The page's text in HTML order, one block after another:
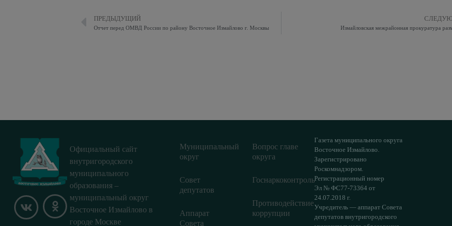
ПРЕДЫДУЩИЙ
Отчет перед ОМВД России по району Восточное Измайлово г. Москвы Измайловская межрайонная прокуратура
Официальный сайт
внутригородского
муниципального
образования –
муниципальный округ
Восточное Измайлово в
городе Москве
Муниципальный
округ
Совет
депутатов
Аппарат
Совета
Вопрос главе
округа
Госнаркоконтроль
Противодействие
коррупции
Газета муниципального округа
Восточное Измайлово.
Зарегистрировано
Роскомнадзором.
Регистрационный номер
Эл № ФС77-73364 от
24.07.2018 г.
Учредитель — аппарат Совета
депутатов внутригородского